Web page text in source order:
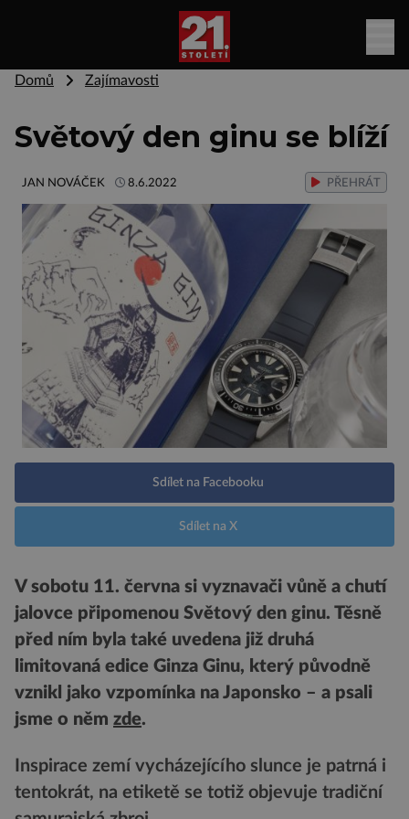
Domů Zajímavosti
Světový den ginu se blíží
JAN NOVÁČEK 8.6.2022 PŘEHRÁT
Sdílet na Facebooku
Sdílet na X
V sobotu 11. června si vyznavači vůně a chutí
jalovce připomenou Světový den ginu. Těsně
před ním byla také uvedena již druhá
limitovaná edice Ginza Ginu, který původně
vznikl jako vzpomínka na Japonsko – a psali
jsme o něm zde.
Inspirace zemí vycházejícího slunce je patrná i
tentokrát, na etiketě se totiž objevuje tradiční